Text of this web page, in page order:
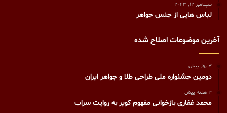
سپتامبر 12, 2023
لباس هایی از جنس جواهر
آخرین موضوعات اصلاح شده
3 روز پیش
دومین جشنواره ملی طراحی طلا و جواهر ایران
3 هفته پیش
محمد غفاری بازخوانی مفهوم کویر به روایت سراب